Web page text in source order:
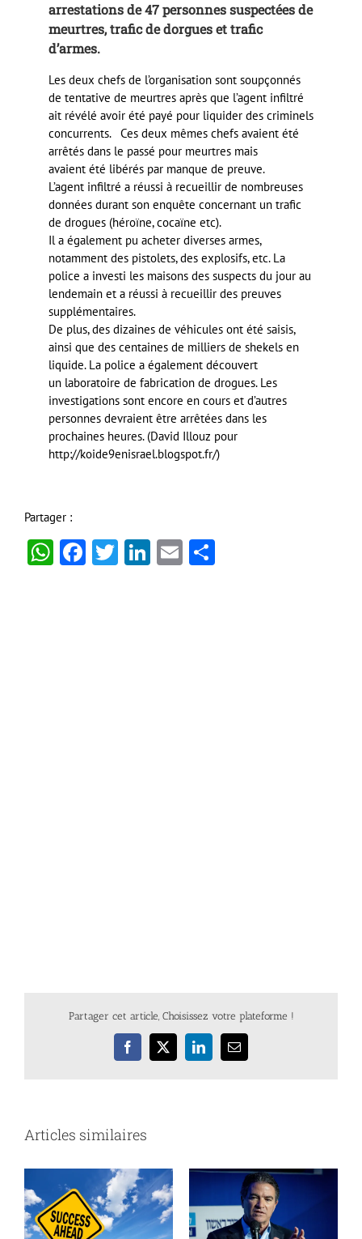
arrestations de 47 personnes suspectées de
meurtres, trafic de dorgues et trafic
d’armes.
Les deux chefs de l’organisation sont soupçonnés
de tentative de meurtres après que l’agent infiltré
ait révélé avoir été payé pour liquider des criminels
concurrents. Ces deux mêmes chefs avaient été
arrêtés dans le passé pour meurtres mais
avaient été libérés par manque de preuve.
L’agent infiltré a réussi à recueillir de nombreuses
données durant son enquête concernant un trafic
de drogues (héroïne, cocaïne etc).
Il a également pu acheter diverses armes,
notamment des pistolets, des explosifs, etc. La
police a investi les maisons des suspects du jour au
lendemain et a réussi à recueillir des preuves
supplémentaires.
De plus, des dizaines de véhicules ont été saisis,
ainsi que des centaines de milliers de shekels en
liquide. La police a également découvert
un laboratoire de fabrication de drogues. Les
investigations sont encore en cours et d’autres
personnes devraient être arrêtées dans les
prochaines heures. (David Illouz pour
http://koide9enisrael.blogspot.fr/)
Partager :
WhatsApp
Facebook
Twitter
LinkedIn
Email
Partager cet article, Choisissez votre plateforme !
Facebook
X LinkedInEmail
Articles similaires